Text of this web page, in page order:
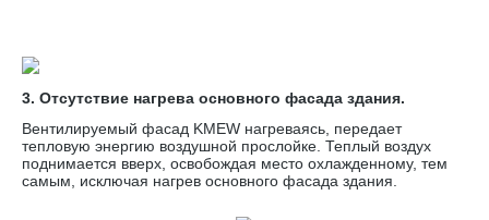
3. Отсутствие нагрева основного фасада здания.
Вентилируемый фасад KMEW нагреваясь, передает
тепловую энергию воздушной прослойке. Теплый воздух
поднимается вверх, освобождая место охлажденному, тем
самым, исключая нагрев основного фасада здания.